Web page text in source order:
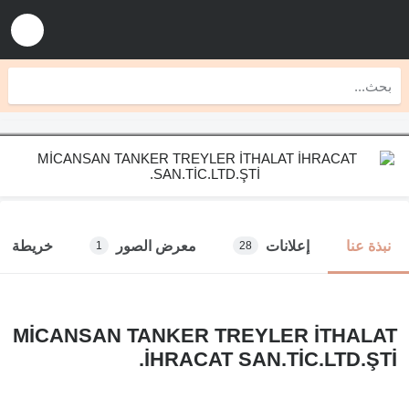
نبذة عنا إعلانات 28 معرض الصور 1 خريطة
MİCANSAN TANKER TREYLER İTHALAT
İHRACAT SAN.TİC.LTD.ŞTİ.